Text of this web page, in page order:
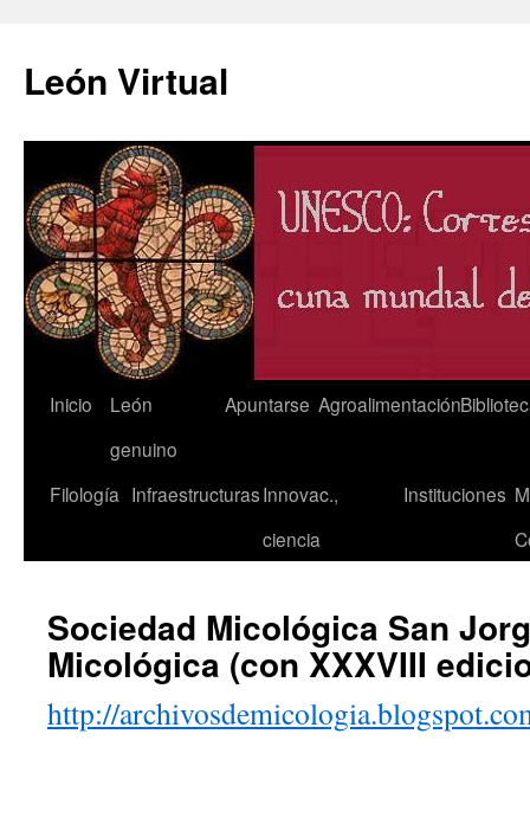
León Virtual
Saltar
contenido
Inicio
León
genuino
Apuntarse Agroalimentación
Filología InfraestructurasInnovac.,
ciencia
Instituciones
Sociedad Micológica San
Micológica (con XXXVIII
http://